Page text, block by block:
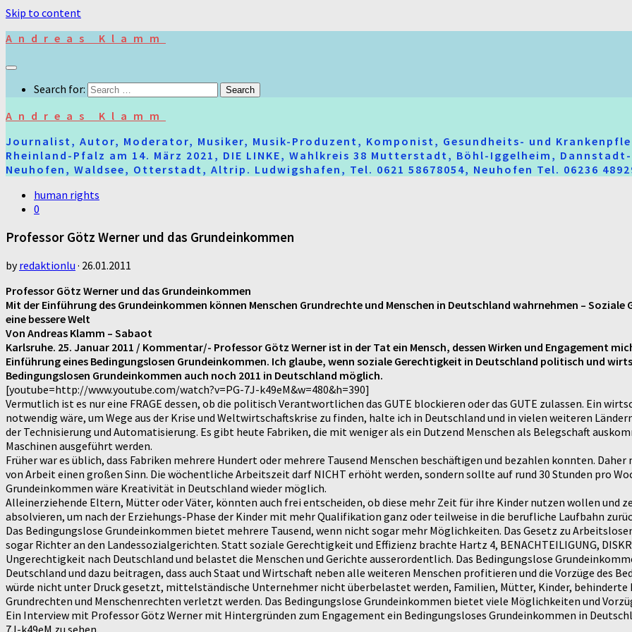
Skip to content
Andreas Klamm
Search for:
Andreas Klamm
Journalist, Autor, Moderator, Musiker, Musik-Produzent, Komponist, Gesundheits- und
Rheinland-Pfalz am 14. März 2021, DIE LINKE, Wahlkreis 38 Mutterstadt, Böhl-Iggelheim,
Neuhofen, Waldsee, Otterstadt, Altrip. Ludwigshafen, Tel. 0621 58678054, Neuhofen Tel. 06236
human rights
0
Professor Götz Werner und das Grundeinkommen
byredaktionlu · 26.01.2011
Professor Götz Werner und das Grundeinkommen
Mit der Einführung des Grundeinkommen können Menschen Grundrechte und Menschen in Deutschland wahrnehmen –
eine bessere Welt
Von Andreas Klamm – Sabaot
Karlsruhe. 25. Januar 2011 / Kommentar/- Professor Götz Werner ist in der Tat ein Mensch, dessen Wirken und Engagement
Einführung eines Bedingungslosen Grundeinkommen. Ich glaube, wenn soziale Gerechtigkeit in Deutschland politisch und
Bedingungslosen Grundeinkommen auch noch 2011 in Deutschland möglich.
[youtube=http://www.youtube.com/watch?v=PG-7J-k49eM&w=480&h=390]
Vermutlich ist es nur eine FRAGE dessen, ob die politisch Verantwortlichen das GUTE blockieren oder das GUTE zulassen. Ein
notwendig wäre, um Wege aus der Krise und Weltwirtschaftskrise zu finden, halte ich in Deutschland und in vielen weiteren
der Technisierung und Automatisierung. Es gibt heute Fabriken, die mit weniger als ein Dutzend Menschen als Belegschaft
Maschinen ausgeführt werden.
Früher war es üblich, dass Fabriken mehrere Hundert oder mehrere Tausend Menschen beschäftigen und bezahlen konnten.
von Arbeit einen großen Sinn. Die wöchentliche Arbeitszeit darf NICHT erhöht werden, sondern sollte auf rund 30 Stunden pro
Grundeinkommen wäre Kreativität in Deutschland wieder möglich.
Alleinerziehende Eltern, Mütter oder Väter, könnten auch frei entscheiden, ob diese mehr Zeit für ihre Kinder nutzen wollen und
absolvieren, um nach der Erziehungs-Phase der Kinder mit mehr Qualifikation ganz oder teilweise in die berufliche Laufbahn
Das Bedingungslose Grundeinkommen bietet mehrere Tausend, wenn nicht sogar mehr Möglichkeiten. Das Gesetz zu
sogar Richter an den Landessozialgerichten. Statt soziale Gerechtigkeit und Effizienz brachte Hartz 4, BENACHTEILIGUNG,
Ungerechtigkeit nach Deutschland und belastet die Menschen und Gerichte ausserordentlich. Das Bedingungslose
Deutschland und dazu beitragen, dass auch Staat und Wirtschaft neben alle weiteren Menschen profitieren und die Vorzüge des
würde nicht unter Druck gesetzt, mittelständische Unternehmer nicht überbelastet werden, Familien, Mütter, Kinder,
Grundrechten und Menschenrechten verletzt werden. Das Bedingungslose Grundeinkommen bietet viele Möglichkeiten und
Ein Interview mit Professor Götz Werner mit Hintergründen zum Engagement ein Bedingungsloses Grundeinkommen in